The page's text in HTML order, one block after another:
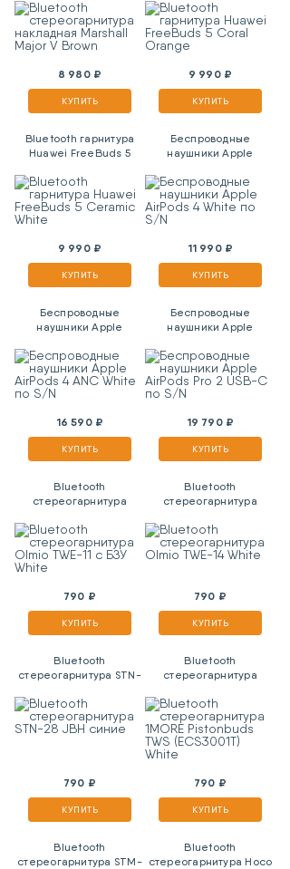
Major V Brown
8 980 ₽
КУПИТЬ
9 990 ₽
КУПИТЬ
Bluetooth гарнитура
Huawei FreeBuds 5
9 990 ₽
КУПИТЬ
Беспроводные
наушники Apple
11 990 ₽
КУПИТЬ
Беспроводные
наушники Apple
S/N
16 590 ₽
КУПИТЬ
Беспроводные
наушники Apple
S/N
19 790 ₽
КУПИТЬ
Bluetooth
стереогарнитура
White
790 ₽
КУПИТЬ
Bluetooth
стереогарнитура
790 ₽
КУПИТЬ
Bluetooth
стереогарнитура STN-
790 ₽
КУПИТЬ
Bluetooth
стереогарнитура
(ECS3001T) White
790 ₽
КУПИТЬ
Bluetooth
стереогарнитура STM-
Bluetooth
стереогарнитура Hoco